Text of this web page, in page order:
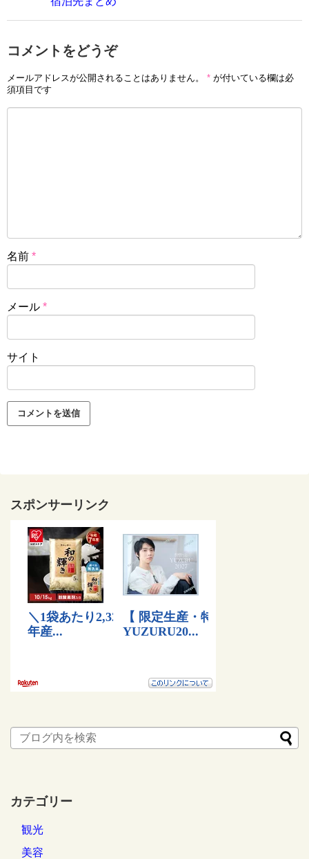
コメントをどうぞ
メールアドレスが公開されることはありません。 * が付いている欄は必
須項目です
名前 *
メール *
サイト
スポンサーリンク
カテゴリー
観光
美容